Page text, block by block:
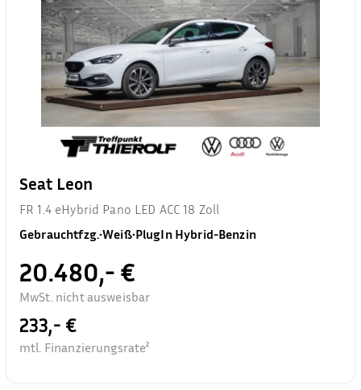
Seat Leon
FR 1.4 eHybrid Pano LED ACC 18 Zoll
Gebrauchtfzg.•Weiß•PlugIn Hybrid-Benzin
20.480,- €
MwSt. nicht ausweisbar
233,- €
mtl. Finanzierungsrate²